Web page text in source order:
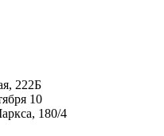
222Б
10
180/4